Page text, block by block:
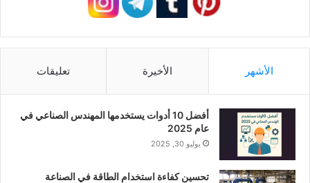
الأشهر الأخيرة تعليقات
أفضل 10 أدوات يستخدمها المهندس الصناعي في
عام 2025
يوليو 30, 2025
تحسين كفاءة استخدام الطاقة في الصناعة